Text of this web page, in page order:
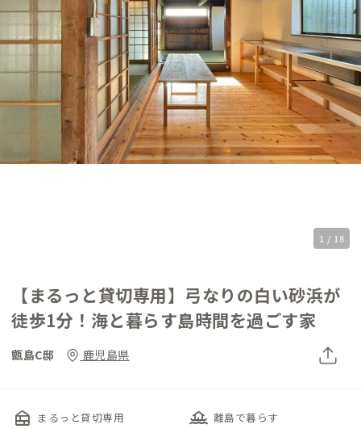
1 / 18
【まるっと貸切専用】弓なりの白い砂浜が
徒歩1分！海と暮らす島時間を過ごす家
甑島C邸 鹿児島県
nest_multi_room まるっと貸切専用 houseboat 離島で暮らす